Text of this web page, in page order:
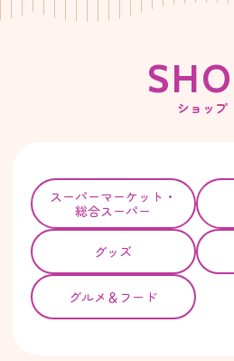
SHO
ショップ
スーパーマーケット・
総合スーパー
グッズ
グルメ＆フード